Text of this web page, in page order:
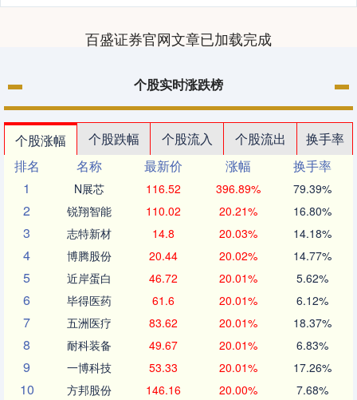
百盛证券官网文章已加载完成
个股实时涨跌榜
个股涨幅 个股跌幅 个股流入 个股流出
换手率
排名
名称 最新价 涨幅
换手率
1
N展芯 116.52 396.89% 79.39%
2 锐翔智能 110.02 20.21% 16.80%
3 志特新材 14.8 20.03% 14.18%
4 博腾股份 20.44 20.02% 14.77%
5 近岸蛋白 46.72 20.01% 5.62%
6 毕得医药 61.6 20.01% 6.12%
7 五洲医疗 83.62 20.01% 18.37%
8 耐科装备 49.67 20.01% 6.83%
9 一博科技 53.33 20.01% 17.26%
10 方邦股份 146.16 20.00% 7.68%